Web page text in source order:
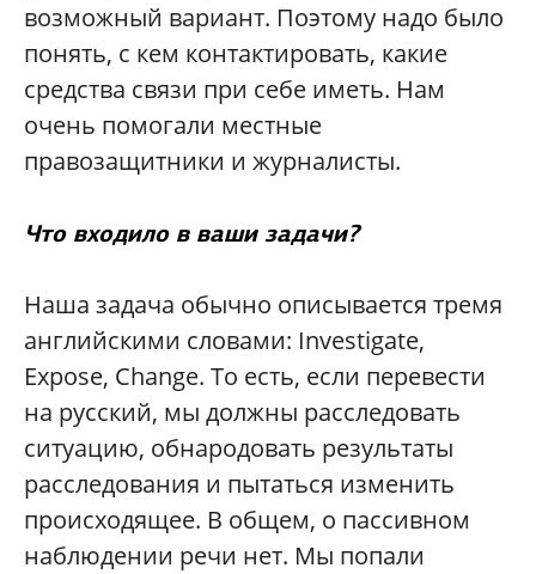
возможный вариант. Поэтому надо было
понять, с кем контактировать, какие
средства связи при себе иметь. Нам
очень помогали местные
правозащитники и журналисты.
Что входило в ваши задачи?
Наша задача обычно описывается тремя
английскими словами: Investigate,
Expose, Change. То есть, если перевести
на русский, мы должны расследовать
ситуацию, обнародовать результаты
расследования и пытаться изменить
происходящее. В общем, о пассивном
наблюдении речи нет. Мы попали